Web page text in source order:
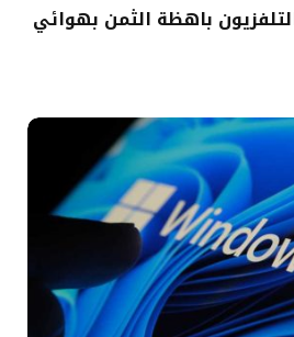
باهظة الثمن بهوائي